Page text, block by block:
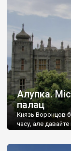
Алупка.
палац
Князь Воронцов
часу, але